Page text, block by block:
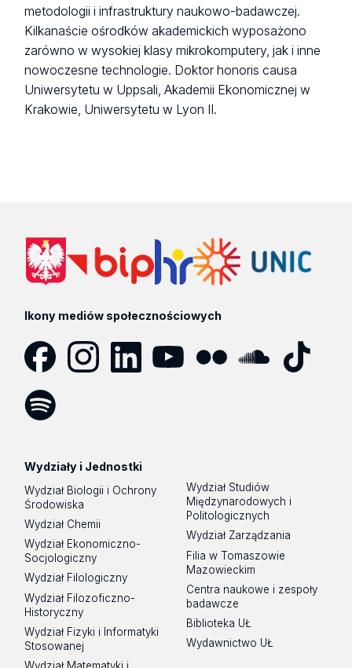
metodologii i infrastruktury naukowo-badawczej.
Kilkanaście ośrodków akademickich wyposażono
zarówno w wysokiej klasy mikrokomputery, jak i inne
nowoczesne technologie. Doktor honoris causa
Uniwersytetu w Uppsali, Akademii Ekonomicznej w
Krakowie, Uniwersytetu w Lyon II.
Ikony mediów społecznościowych
Wydziały i Jednostki
Wydział Biologii i Ochrony
Środowiska
Wydział Chemii
Wydział Ekonomiczno-
Socjologiczny
Wydział Filologiczny
Wydział Filozoficzno-
Historyczny
Wydział Fizyki i Informatyki
Stosowanej
Wydział Studiów
Międzynarodowych i
Politologicznych
Wydział Zarządzania
Filia w Tomaszowie
Mazowieckim
Centra naukowe i zespoły
badawcze
Biblioteka UŁ
Wydawnictwo UŁ